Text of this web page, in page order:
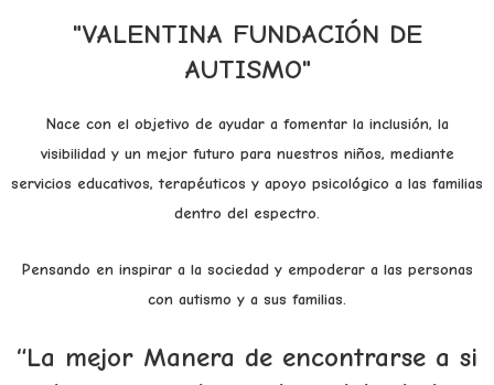
"VALENTINA FUNDACIÓN DE
AUTISMO"
Nace con el objetivo de ayudar a fomentar la inclusión, la
visibilidad y un mejor futuro para nuestros niños, mediante
servicios educativos, terapéuticos y apoyo psicológico a las familias
dentro del espectro.
Pensando en inspirar a la sociedad y empoderar a las personas
con autismo y a sus familias.
“La mejor Manera de encontrarse a si